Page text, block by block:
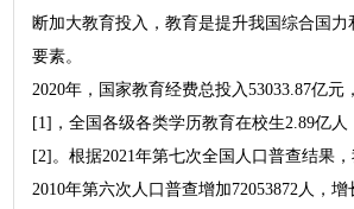
断加大教育投入，教育是提升我国综合国力
要素。
2020年，国家教育经费总投入53033.87亿元
[1]，全国各级各类学历教育在校生2.89亿人
[2]。根据2021年第七次全国人口普查结果
2010年第六次人口普查增加72053872人，增